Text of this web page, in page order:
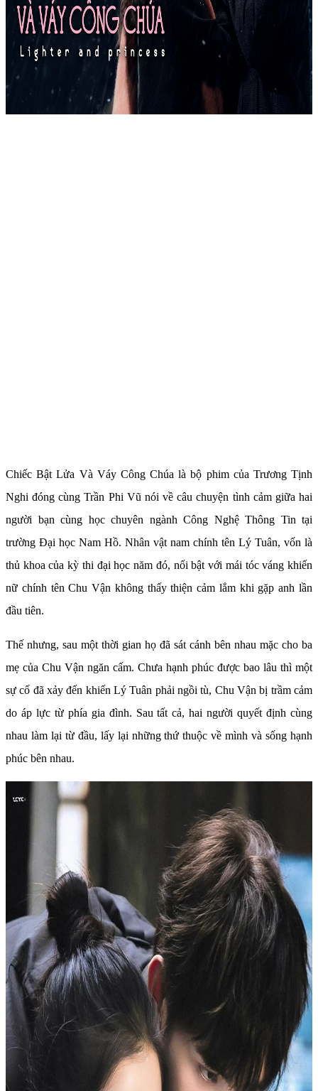
Chiếc Bật Lửa Và Váy Công Chúa là bộ phim của Trương Tịnh
Nghi đóng cùng Trần Phi Vũ nói về câu chuyện tình cảm giữa hai
người bạn cùng học chuyên ngành Công Nghệ Thông Tin tại
trường Đại học Nam Hồ. Nhân vật nam chính tên Lý Tuân, vốn là
thủ khoa của kỳ thi đại học năm đó, nổi bật với mái tóc váng khiến
nữ chính tên Chu Vận không thấy thiện cảm lắm khi gặp anh lần
đầu tiên.
Thế nhưng, sau một thời gian họ đã sát cánh bên nhau mặc cho ba
mẹ của Chu Vận ngăn cấm. Chưa hạnh phúc được bao lâu thì một
sự cố đã xảy đến khiến Lý Tuân phải ngồi tù, Chu Vận bị trầm cảm
do áp lực từ phía gia đình. Sau tất cả, hai người quyết định cùng
nhau làm lại từ đầu, lấy lại những thứ thuộc về mình và sống hạnh
phúc bên nhau.